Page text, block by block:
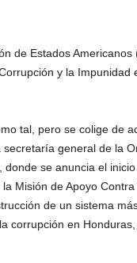
de Estados Americanos
y la Impunidad
tal, pero se colige de
general de la
se anuncia el
Misión de Apoyo
de un sistema
corrupción en